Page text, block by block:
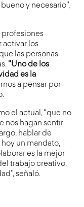
y necesario”,
profesiones
activar los
las personas
“Uno de los
es la
a pensar por
el actual, “que no
nos hagan sentir
hablar de
un mandato,
es la mejor
trabajo creativo,
señaló.